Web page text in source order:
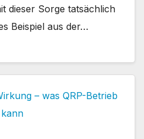
dieser Sorge tatsächlich
Beispiel aus der…